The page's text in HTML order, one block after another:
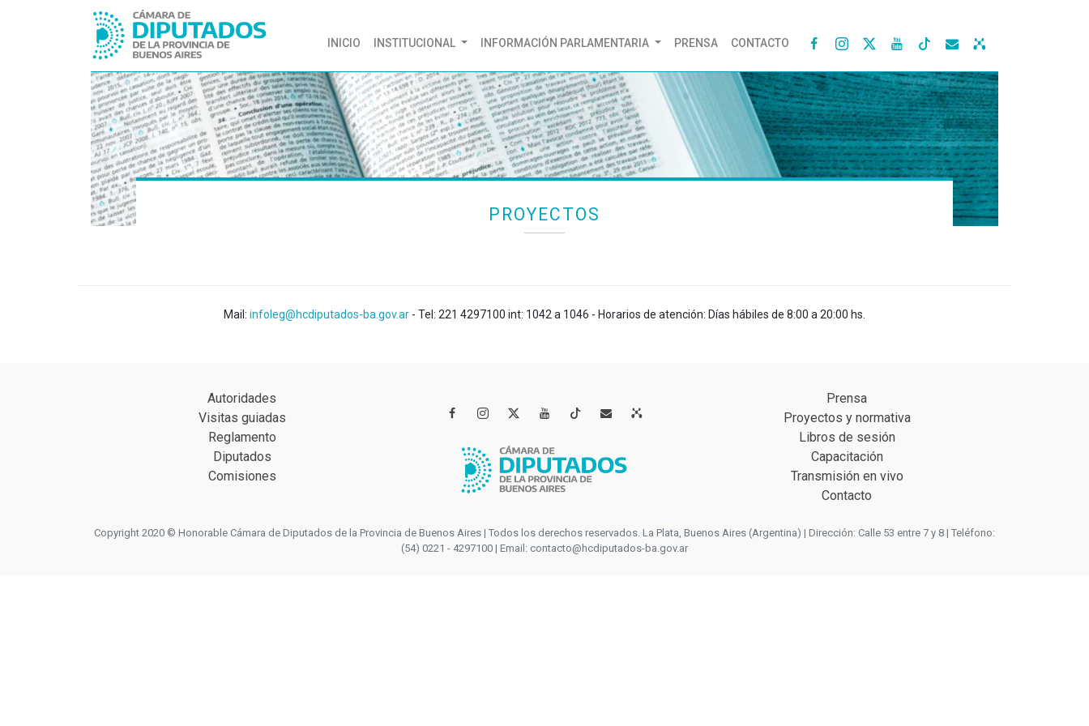
INICIO (CURRENT)
INSTITUCIONAL INFORMACIÓN PARLAMENTARIA PRENSA CONTACTO    
PROYECTOS
Mail: infoleg@hcdiputados-ba.gov.ar - Tel: 221 4297100 int: 1042 a 1046 - Horarios de atención: Días hábiles de 8:00 a 20:00 hs.
Autoridades
Visitas guiadas
Reglamento
Diputados
Comisiones
   
Prensa
Proyectos y normativa
Libros de sesión
Capacitación
Transmisión en vivo
Contacto
Copyright 2020 © Honorable Cámara de Diputados de la Provincia de Buenos Aires | Todos los derechos reservados. La Plata, Buenos Aires (Argentina) | Dirección: Calle 53 entre 7 y 8 | Teléfono:
(54) 0221 - 4297100 | Email: contacto@hcdiputados-ba.gov.ar